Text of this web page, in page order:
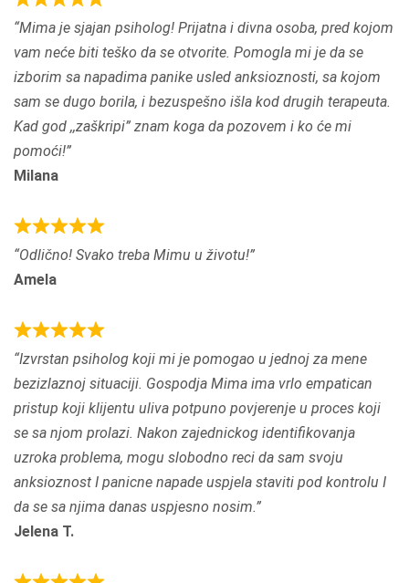
R
a
t
e
d
5
,
0
u
t
5
Mima je sjajan psiholog! Prijatna i divna osoba, pred kojom
vam neće biti teško da se otvorite. Pomogla mi je da se
izborim sa napadima panike usled anksioznosti, sa kojom
sam se dugo borila, i bezuspešno išla kod drugih terapeuta.
Kad god ,,zaškripi” znam koga da pozovem i ko će mi
pomoći!
Milana
R
a
d
5
,
0
o
u
t
o
f
Odlično! Svako treba Mimu u životu!
Amela
R
a
t
e
d
5
,
0
o
Izvrstan psiholog koji mi je pomogao u jednoj za mene
bezizlaznoj situaciji. Gospodja Mima ima vrlo empatican
pristup koji klijentu uliva potpuno povjerenje u proces koji
se sa njom prolazi. Nakon zajednickog identifikovanja
uzroka problema, mogu slobodno reci da sam svoju
anksioznost I panicne napade uspjela staviti pod kontrolu I
da se sa njima danas uspjesno nosim.
Jelena T.